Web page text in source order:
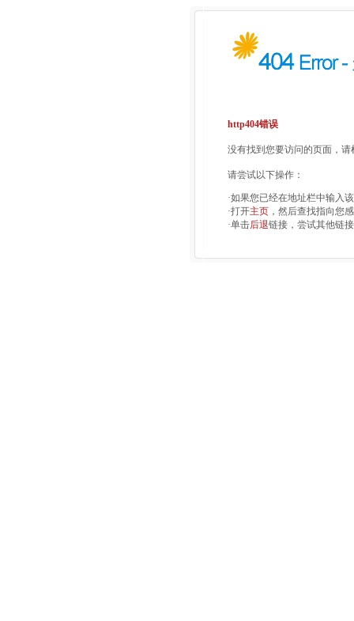
http404错误
没有找到您要访问的页面，
请尝试以下操作：
·如果您已经在地址栏中输入
·打开主页 ，然后查找指向您
·单击后退链接，尝试其他链